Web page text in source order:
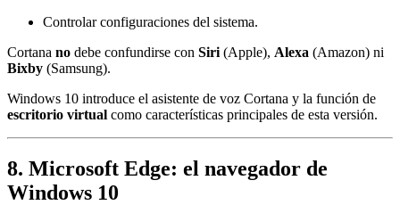
Controlar configuraciones del sistema.
Cortana no debe confundirse con Siri (Apple), Alexa (Amazon) ni
Bixby (Samsung).
Windows 10 introduce el asistente de voz Cortana y la función de
escritorio virtual como características principales de esta versión.
8. Microsoft Edge: el navegador de
Windows 10